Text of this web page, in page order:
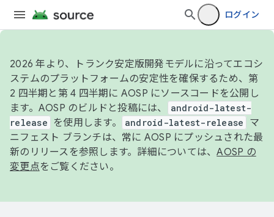
ログイン
2026 年より、トランク安定版開発モデルに沿ってエコシ
ステムのプラットフォームの安定性を確保するため、第
2 四半期と第 4 四半期に AOSP にソースコードを公開し
ます。AOSP のビルドと投稿には、
android-latest-
release
を使用します。 android-latest-release
マ
ニフェスト ブランチは、常に AOSP にプッシュされた最
新のリリースを参照します。詳細については、AOSP の
変更点をご覧ください。